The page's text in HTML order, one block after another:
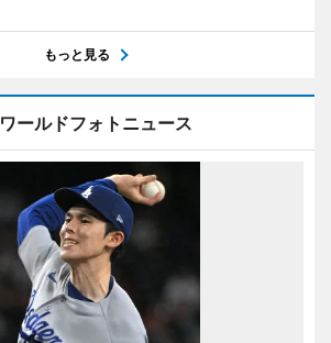
もっと見る
ワールドフォトニュース